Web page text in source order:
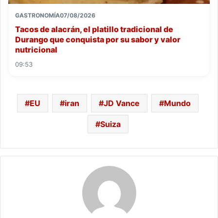
GASTRONOMÍA07/08/2026
Tacos de alacrán, el platillo tradicional de
Durango que conquista por su sabor y valor
nutricional
09:53
EU iran JD Vance Mundo
Suiza